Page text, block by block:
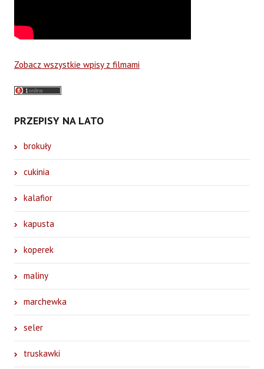
Zobacz wszystkie wpisy z filmami
PRZEPISY NA LATO
brokuły
cukinia
kalafior
kapusta
koperek
maliny
marchewka
seler
truskawki